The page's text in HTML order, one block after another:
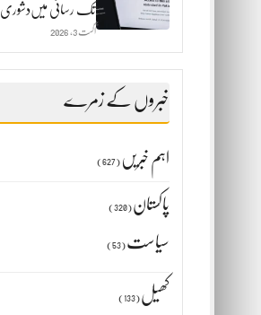
تک رسائی میں‌دشوری
اگست 3, 2026
خبروں کے زمرے
اہم خبریں (627)
پاکستان (320)
سیاست (53)
کھیل (133)